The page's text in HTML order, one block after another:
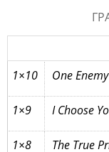
1×10 One
1×9 I Choose
1×8 The True